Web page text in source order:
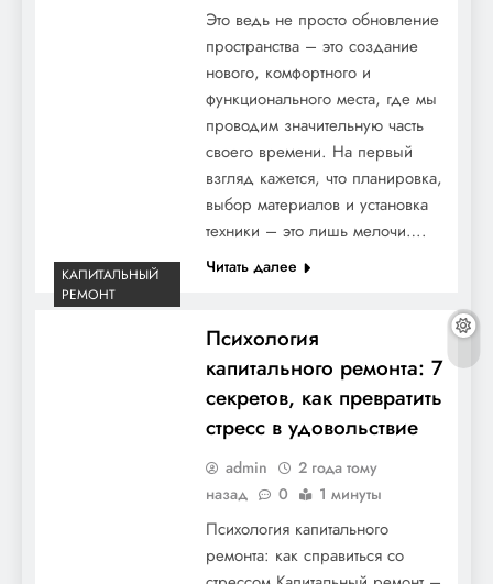
Это ведь не просто обновление
пространства – это создание
нового, комфортного и
функционального места, где мы
проводим значительную часть
своего времени. На первый
взгляд кажется, что планировка,
выбор материалов и установка
техники – это лишь мелочи….
Читать далее
КАПИТАЛЬНЫЙ
РЕМОНТ
Психология
капитального ремонта: 7
секретов, как превратить
стресс в удовольствие
admin
2 года тому
назад
0 1 минуты
Психология капитального
ремонта: как справиться со